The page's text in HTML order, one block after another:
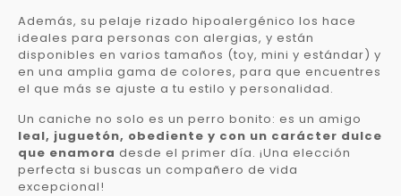
Además, su pelaje rizado hipoalergénico los hace
ideales para personas con alergias, y están
disponibles en varios tamaños (toy, mini y estándar) y
en una amplia gama de colores, para que encuentres
el que más se ajuste a tu estilo y personalidad.
Un caniche no solo es un perro bonito: es un amigo
leal, juguetón, obediente y con un carácter dulce
que enamora desde el primer día. ¡Una elección
perfecta si buscas un compañero de vida
excepcional!